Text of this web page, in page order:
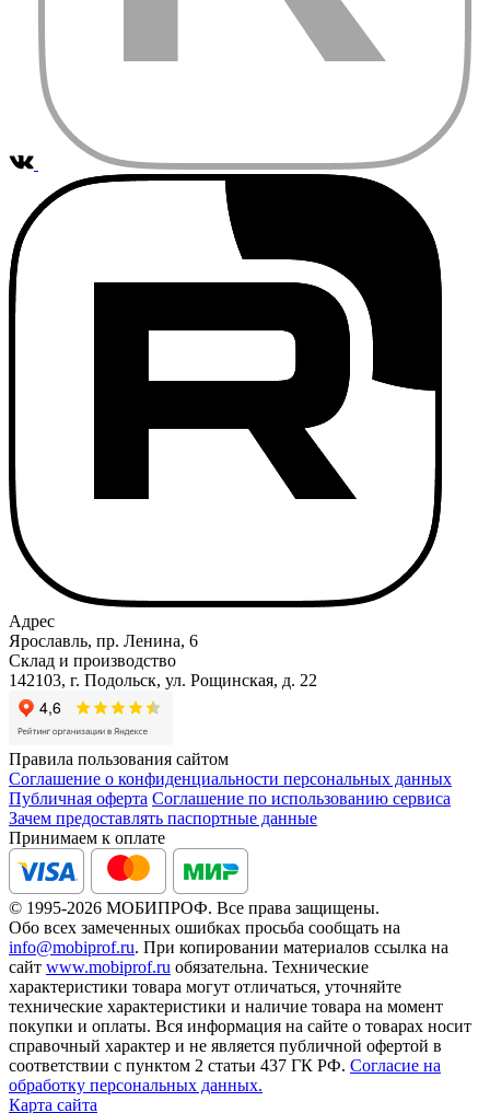
Адрес
Ярославль, пр. Ленина, 6
Склад и производство
142103, г. Подольск, ул. Рощинская, д. 22
Правила пользования сайтом
Соглашение о конфиденциальности персональных данных
Публичная оферта Соглашение по использованию сервиса
Зачем предоставлять паспортные данные
Принимаем к оплате
© 1995-2026 МОБИПРОФ. Все права защищены.
Обо всех замеченных ошибках просьба сообщать на
info@mobiprof.ru. При копировании материалов ссылка на
сайт www.mobiprof.ru обязательна. Технические
характеристики товара могут отличаться, уточняйте
технические характеристики и наличие товара на момент
покупки и оплаты. Вся информация на сайте о товарах носит
справочный характер и не является публичной офертой в
соответствии с пунктом 2 статьи 437 ГК РФ. Согласие на
обработку персональных данных.
Карта сайта